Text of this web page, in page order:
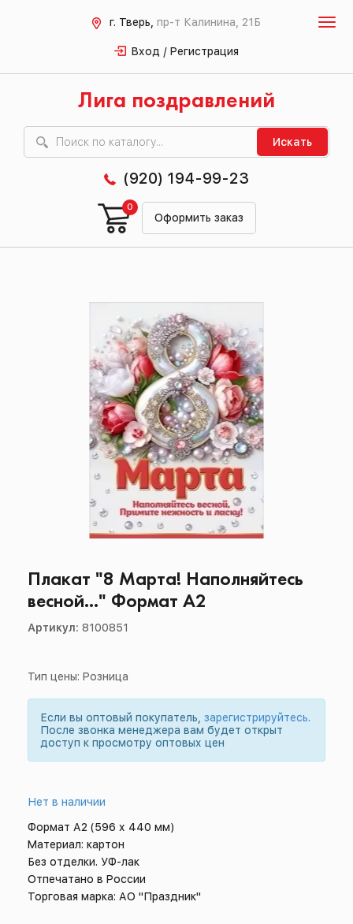
г. Тверь, пр-т Калинина, 21Б
Вход / Регистрация
Лига поздравлений
Искать
(920) 194-99-23
Оформить заказ
0
Плакат "8 Марта! Наполняйтесь
весной..." Формат А2
Артикул: 8100851
Тип цены: Розница
Если вы оптовый покупатель, зарегистрируйтесь.
После звонка менеджера вам будет открыт
доступ к просмотру оптовых цен
Нет в наличии
Формат А2 (596 х 440 мм)
Материал: картон
Без отделки. УФ-лак
Отпечатано в России
Торговая марка: АО "Праздник"